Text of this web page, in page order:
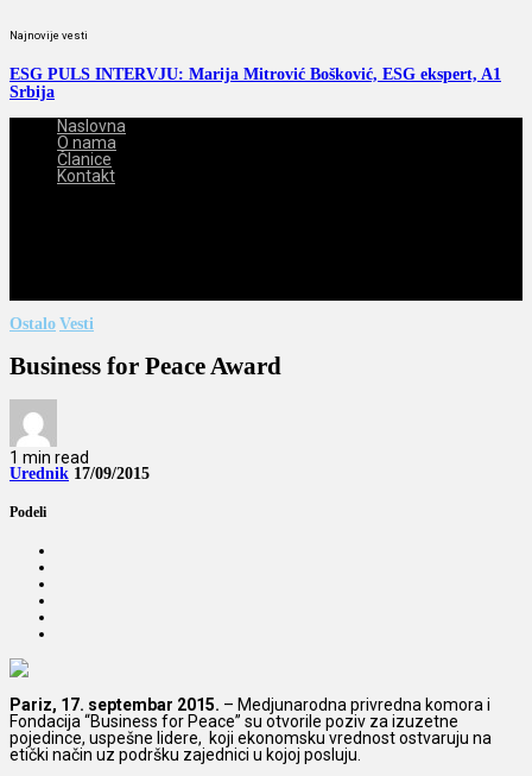
Najnovije vesti
ESG PULS INTERVJU: Marija Mitrović Bošković, ESG ekspert, A1
Srbija
Naslovna
O nama
Članice
Kontakt
Ostalo Vesti
Business for Peace Award
1 min read
Urednik 17/09/2015
Podeli
Pariz, 17. septembar 2015. – Medjunarodna privredna komora i
Fondacija “Business for Peace” su otvorile poziv za izuzetne
pojedince, uspešne lidere, koji ekonomsku vrednost ostvaruju na
etički način uz podršku zajednici u kojoj posluju.